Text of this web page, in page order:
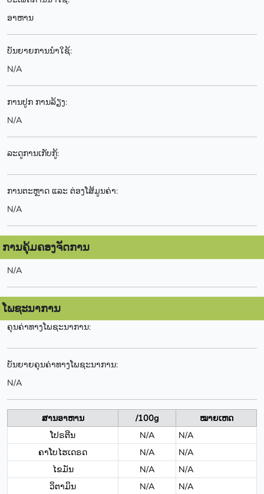
ອາຫານ
ບັນຍາຍການນຳໃຊ້:
N/A
ການປູກ ການລ້ຽງ:
N/A
ລະດູການເກັບກູ້:
ການຕະຫຼາດ ແລະ ຕ່ອງໂສ້ມູນຄ່າ:
N/A
ການຄຸ້ມຄອງຈັດການ
N/A
ໂພຊະນາການ
ຄຸນຄ່າທາງໂພຊະນາການ:
ບັນຍາຍຄຸນຄ່າທາງໂພຊະນາການ:
N/A
ສານອາຫານ /100g
ໝາຍເຫດ
ໂປຣຕີນ
N/A
N/A
ຄາໂບໄຮເດຣດ
N/A
N/A
ໄຂມັນ
N/A
N/A
ວິຕາມິນ
N/A
N/A